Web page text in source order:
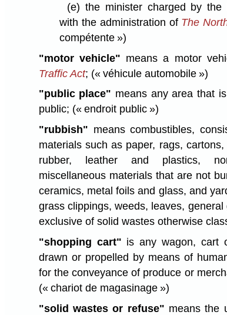
(e) the minister charged by the
with the administration of The
compétente »)
"motor vehicle" means a motor
Traffic Act; (« véhicule automobile »)
"public place" means any area that
public; (« endroit public »)
"rubbish" means combustibles,
materials such as paper, rags,
rubber, leather and plastics,
miscellaneous materials that are not
ceramics, metal foils and glass, and
grass clippings, weeds, leaves,
exclusive of solid wastes otherwise
"shopping cart" is any wagon, cart
drawn or propelled by means of
for the conveyance of produce or
(« chariot de magasinage »)
"solid wastes or refuse" means the